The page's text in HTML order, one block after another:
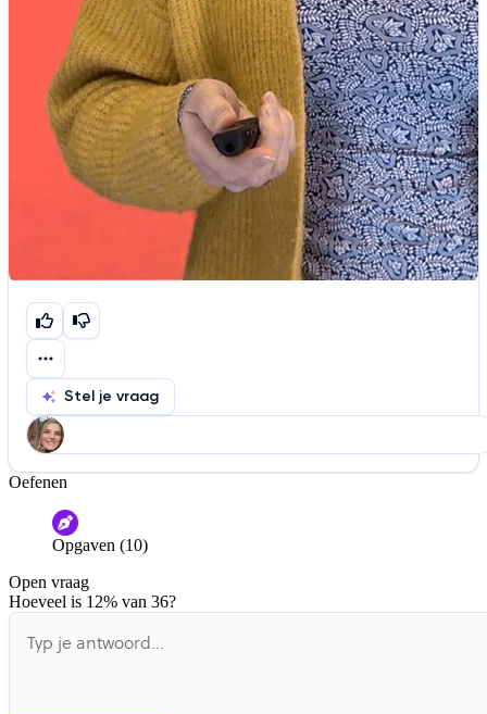
Stel je vraag
Help ons de video te verbeteren
De audio is slecht
Informatie is onjuist
De docent is te langdradig
Oefenen
Opgaven (10)
Open vraag
Hoeveel is 12% van 36?